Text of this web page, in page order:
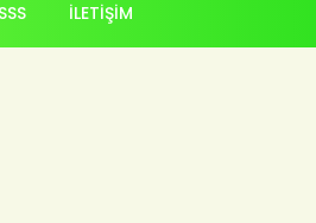
SSS İLETİŞİM